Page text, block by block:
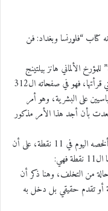
كتاب “فلورنسا وبغداد: فن
الألماني هانز بيلتينج
والصادر عام 2011م من أجمل الكتب الأوروبية التي قرأتها، فهو في صفحاته ال312
على البشرية، وهو أمر
بأن أجد هذا الأمر مذكور
وتلخيص هذا الكتاب القيم يستحق مقالات ولكن سألخصه اليوم في 11 نقطة، على أن
من التخلف، وهنا ذكر أن
أو تقدم حقيقي بل دخل به